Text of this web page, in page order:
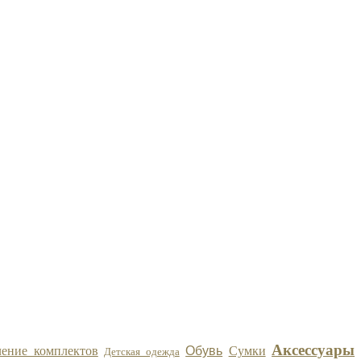
комплектов Детская одежда Обувь Сумки Аксессуары